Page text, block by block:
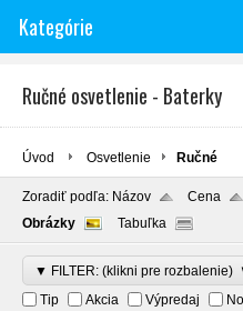
Kategórie
Ručné osvetlenie - Baterky
Úvod Osvetlenie Ručné
Zoradiť podľa: Názov
Cena
Obrázky
Tabuľka
▼ FILTER: (klikni pre rozbalenie)
Tip
Akcia Výpredaj